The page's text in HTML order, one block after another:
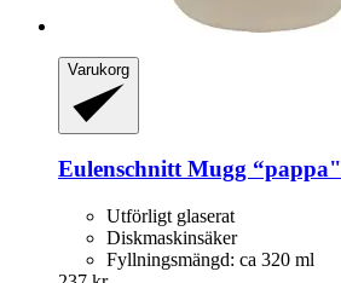
Varukorg
EulenschnittMugg “pappa"
Utförligt glaserat
Diskmaskinsäker
Fyllningsmängd: ca 320 ml